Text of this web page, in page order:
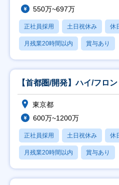
550万~697万
正社員採用 土日祝休み 休
月残業20時間以内 賞与あり
【首都圏/開発】ハイ/フロ
東京都
600万~1200万
正社員採用 土日祝休み 休
月残業20時間以内 賞与あり